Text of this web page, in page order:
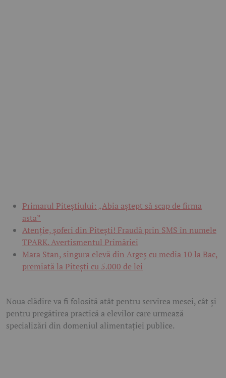
Primarul Piteștiului: „Abia aștept să scap de firma
asta”
Atenție, șoferi din Pitești! Fraudă prin SMS în numele
TPARK. Avertismentul Primăriei
Mara Stan, singura elevă din Argeș cu media 10 la Bac,
premiată la Pitești cu 5.000 de lei
Noua clădire va fi folosită atât pentru servirea mesei, cât și
pentru pregătirea practică a elevilor care urmează
specializări din domeniul alimentației publice.